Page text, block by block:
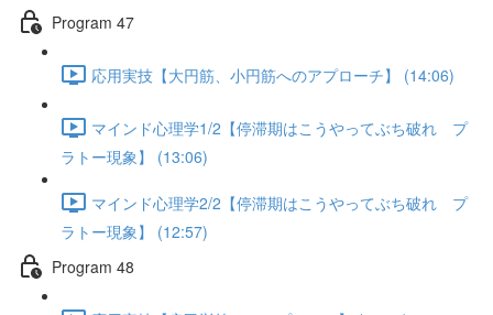
Program 47
応用実技【大円筋、小円筋へのアプローチ】 (14:06)
マインド心理学1/2【停滞期はこうやってぶち破れ プ
ラトー現象】 (13:06)
マインド心理学2/2【停滞期はこうやってぶち破れ プ
ラトー現象】 (12:57)
Program 48